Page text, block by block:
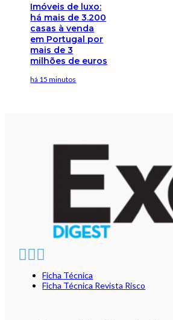
Imóveis de luxo:
há mais de 3.200
casas à venda
em Portugal por
mais de 3
milhões de euros
há 15 minutos
Ficha Técnica
Ficha Técnica Revista Risco